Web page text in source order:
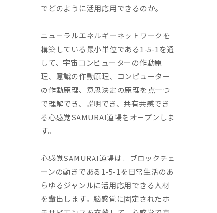
でどのように活用応用できるのか。
ニューラルエネルギーネットワークを
構築している最小単位である1-5-1を通
して、宇宙コンピューターの作動原
理、意識の作動原理、コンピューター
の作動原理、意思決定の原理を点一つ
で理解でき、説明でき、共有共感でき
る心感覚SAMURAI道場をオープンしま
す。
心感覚SAMURAI道場は、ブロックチェ
ーンの動きである1-5-1を日常生活のあ
らゆるジャンルに活用応用できる人材
を輩出します。脳感覚に固定されたホ